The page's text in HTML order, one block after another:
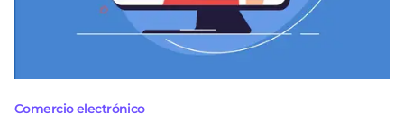
Comercio electrónico